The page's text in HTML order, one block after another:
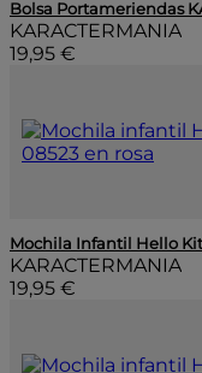
Bolsa Portameriendas
KARACTERMANIA
19,95 €
Mochila Infantil Hello
KARACTERMANIA
19,95 €